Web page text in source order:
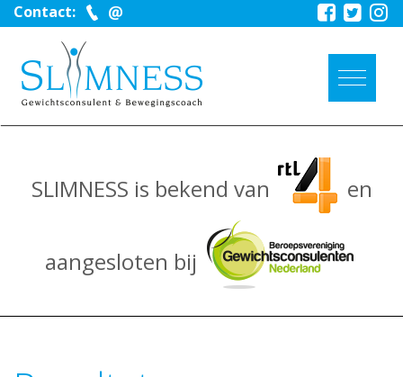
Contact:
SLIMNESS is bekend van en
aangesloten bij